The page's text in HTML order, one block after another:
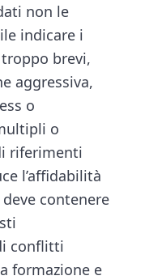
non le
indicare i
brevi,
aggressiva,
o
o
riferimenti
l’affidabilità
contenere
conflitti
formazione e